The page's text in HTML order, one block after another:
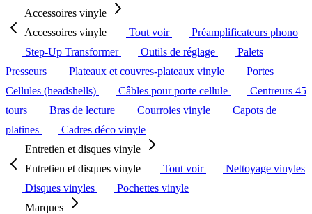
Accessoires vinyle
Accessoires vinyle
Tout voir
Préamplificateurs phono
Step-Up Transformer
Outils de réglage
Palets
Presseurs
Plateaux et couvres-plateaux vinyle
Portes
Cellules (headshells)
Câbles pour porte cellule
Centreurs 45
tours
Bras de lecture Courroies vinyle
Capots de
platines
Cadres déco vinyle
Entretien et disques vinyle
Entretien et disques vinyle
Tout voir
Nettoyage vinyles
Disques vinyles
Pochettes vinyle
Marques